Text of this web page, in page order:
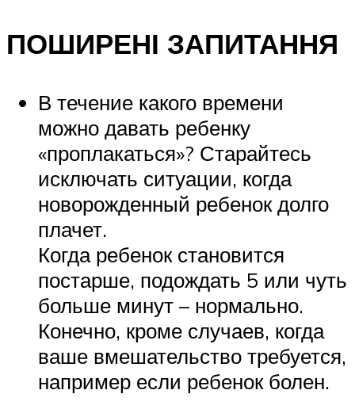
ПОШИРЕНІ ЗАПИТАННЯ
В течение какого времени
можно давать ребенку
«проплакаться»? Старайтесь
исключать ситуации, когда
новорожденный ребенок долго
плачет.
Когда ребенок становится
постарше, подождать 5 или чуть
больше минут – нормально.
Конечно, кроме случаев, когда
ваше вмешательство требуется,
например если ребенок болен.